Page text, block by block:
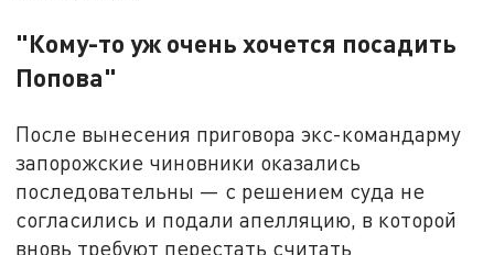
"Кому-то уж очень хочется посадить
Попова"
После вынесения приговора экс-командарму
запорожские чиновники оказались
последовательны — с решением суда не
согласились и подали апелляцию, в которой
вновь требуют перестать считать